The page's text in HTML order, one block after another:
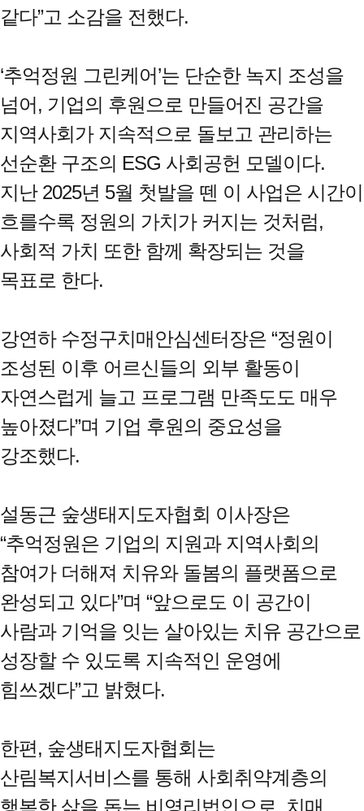
같다”고 소감을 전했다.
‘추억정원 그린케어’는 단순한 녹지 조성을
넘어, 기업의 후원으로 만들어진 공간을
지역사회가 지속적으로 돌보고 관리하는
선순환 구조의 ESG 사회공헌 모델이다.
지난 2025년 5월 첫발을 뗀 이 사업은 시간이
흐를수록 정원의 가치가 커지는 것처럼,
사회적 가치 또한 함께 확장되는 것을
목표로 한다.
강연하 수정구치매안심센터장은 “정원이
조성된 이후 어르신들의 외부 활동이
자연스럽게 늘고 프로그램 만족도도 매우
높아졌다”며 기업 후원의 중요성을
강조했다.
설동근 숲생태지도자협회 이사장은
“추억정원은 기업의 지원과 지역사회의
참여가 더해져 치유와 돌봄의 플랫폼으로
완성되고 있다”며 “앞으로도 이 공간이
사람과 기억을 잇는 살아있는 치유 공간으로
성장할 수 있도록 지속적인 운영에
힘쓰겠다”고 밝혔다.
한편, 숲생태지도자협회는
산림복지서비스를 통해 사회취약계층의
행복한 삶을 돕는 비영리법인으로, 치매